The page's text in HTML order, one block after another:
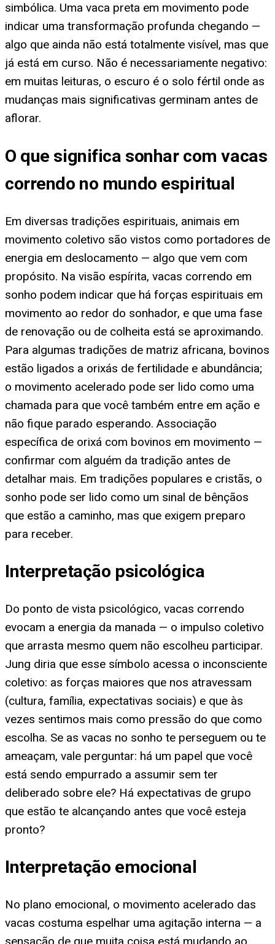
simbólica. Uma vaca preta em movimento pode
indicar uma transformação profunda chegando —
algo que ainda não está totalmente visível, mas que
já está em curso. Não é necessariamente negativo:
em muitas leituras, o escuro é o solo fértil onde as
mudanças mais significativas germinam antes de
aflorar.
O que significa sonhar com vacas
correndo no mundo espiritual
Em diversas tradições espirituais, animais em
movimento coletivo são vistos como portadores de
energia em deslocamento — algo que vem com
propósito. Na visão espírita, vacas correndo em
sonho podem indicar que há forças espirituais em
movimento ao redor do sonhador, e que uma fase
de renovação ou de colheita está se aproximando.
Para algumas tradições de matriz africana, bovinos
estão ligados a orixás de fertilidade e abundância;
o movimento acelerado pode ser lido como uma
chamada para que você também entre em ação e
não fique parado esperando. Associação
específica de orixá com bovinos em movimento —
confirmar com alguém da tradição antes de
detalhar mais. Em tradições populares e cristãs, o
sonho pode ser lido como um sinal de bênçãos
que estão a caminho, mas que exigem preparo
para receber.
Interpretação psicológica
Do ponto de vista psicológico, vacas correndo
evocam a energia da manada — o impulso coletivo
que arrasta mesmo quem não escolheu participar.
Jung diria que esse símbolo acessa o inconsciente
coletivo: as forças maiores que nos atravessam
(cultura, família, expectativas sociais) e que às
vezes sentimos mais como pressão do que como
escolha. Se as vacas no sonho te perseguem ou te
ameaçam, vale perguntar: há um papel que você
está sendo empurrado a assumir sem ter
deliberado sobre ele? Há expectativas de grupo
que estão te alcançando antes que você esteja
pronto?
Interpretação emocional
No plano emocional, o movimento acelerado das
vacas costuma espelhar uma agitação interna — a